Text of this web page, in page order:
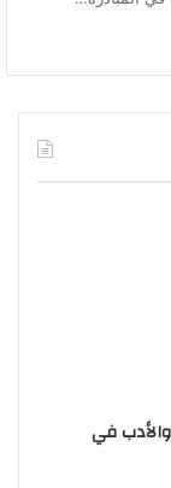
والأدب في